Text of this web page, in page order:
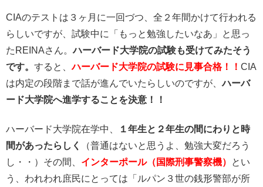
CIAのテストは３ヶ月に一回づつ、全２年間かけて行われる
らしいですが、試験中に「もっと勉強したいなあ」と思っ
たREINAさん。ハーバード大学院の試験も受けてみたそう
です。 すると、ハーバード大学院の試験に見事合格！！ CIA
は内定の段階まで話が進んでいたらしいのですが、ハーバ
ード大学院へ進学することを決意！！
ハーバード大学院在学中、
１年生と２年生の間にわりと時
間があったらしく
（普通はないと思うよ、勉強大変だろう
し・・）その間、 インターポール（国際刑事警察機）
とい
う、われわれ庶民にとっては「ルパン３世の銭形警部が所